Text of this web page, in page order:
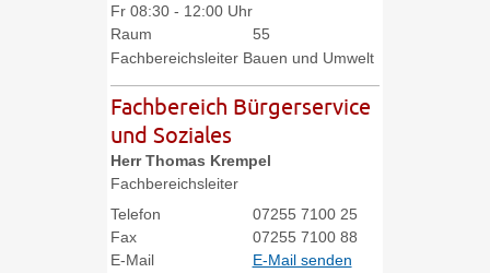
Fr 08:30 - 12:00 Uhr
Raum
55
Fachbereichsleiter Bauen und Umwelt
Fachbereich Bürgerservice
und Soziales
Herr Thomas Krempel
Fachbereichsleiter
Telefon
07255 7100 25
Fax
07255 7100 88
E-Mail
E-Mail senden